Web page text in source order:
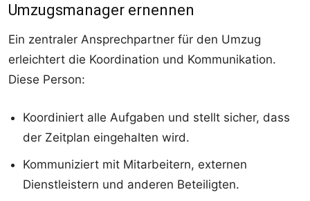
Umzugsmanager ernennen
Ein zentraler Ansprechpartner für den Umzug
erleichtert die Koordination und Kommunikation.
Diese Person:
Koordiniert alle Aufgaben und stellt sicher, dass
der Zeitplan eingehalten wird.
Kommuniziert mit Mitarbeitern, externen
Dienstleistern und anderen Beteiligten.